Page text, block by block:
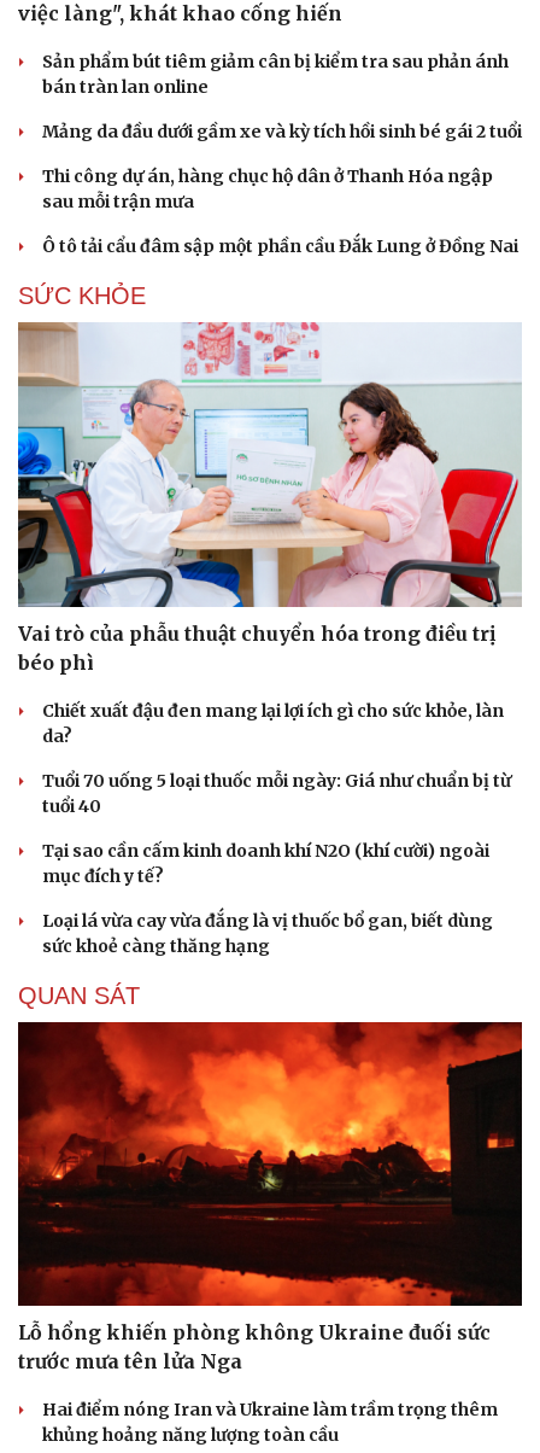
Tư vấn
Săn Tour
Đọc truyện đêm khuya
Cửa sổ tình yêu
Kể chuyện cho bé
Hạt giống tâm hồn
việc làng", khát khao cống hiến
Sản phẩm bút tiêm giảm cân bị kiểm tra sau phản ánh
bán tràn lan online
Mảng da đầu dưới gầm xe và kỳ tích hồi sinh bé gái 2 tuổi
Thi công dự án, hàng chục hộ dân ở Thanh Hóa ngập
sau mỗi trận mưa
Ô tô tải cẩu đâm sập một phần cầu Đắk Lung ở Đồng Nai
SỨC KHỎE
Vai trò của phẫu thuật chuyển hóa trong điều trị
béo phì
Chiết xuất đậu đen mang lại lợi ích gì cho sức khỏe, làn
da?
Tuổi 70 uống 5 loại thuốc mỗi ngày: Giá như chuẩn bị từ
tuổi 40
Tại sao cần cấm kinh doanh khí N2O (khí cười) ngoài
mục đích y tế?
Loại lá vừa cay vừa đắng là vị thuốc bổ gan, biết dùng
sức khoẻ càng thăng hạng
QUAN SÁT
Lỗ hổng khiến phòng không Ukraine đuối sức
trước mưa tên lửa Nga
Hai điểm nóng Iran và Ukraine làm trầm trọng thêm
khủng hoảng năng lượng toàn cầu